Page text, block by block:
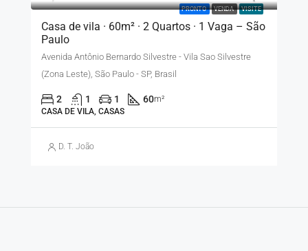
PRONTO VENDA VISITE
Casa de vila · 60m² · 2 Quartos · 1 Vaga – São
Paulo
Avenida Antônio Bernardo Silvestre - Vila Sao Silvestre
(Zona Leste), São Paulo - SP, Brasil
2 1 1 60m²
CASA DE VILA, CASAS
D. T. João